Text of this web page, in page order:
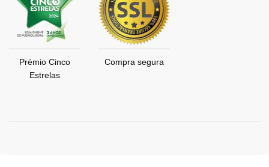
Prémio Cinco
Estrelas
Compra segura